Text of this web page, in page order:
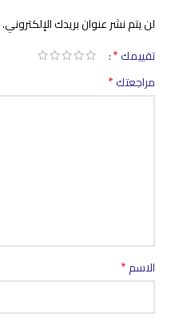
لن يتم نشر عنوان بريدك الإلكتروني.
تقييمك*
مراجعتك*
الاسم*